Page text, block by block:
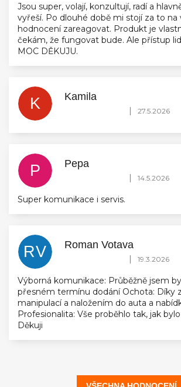
Jsou super, volají, konzultují, radí a
vyřeší. Po dlouhé době mi stojí za to na
hodnocení zareagovat. Produkt je
čekám, že fungovat bude. Ale přístup
MOC DĚKUJU.
K Kamila
Hodnocení obchodu je 5 z 5
| 27.5.2026
P Pepa
Hodnocení obchodu je 5 z 5
| 14.5.2026
Super komunikace i servis.
RV Roman Votava
Hodnocení obchodu je 5 z 5
| 19.3.2026
Výborná komunikace: Průběžně jsem
přesném termínu dodání Ochota: Díky
manipulací a naložením do auta a
Profesionalita: Vše proběhlo tak, jak
Děkuji